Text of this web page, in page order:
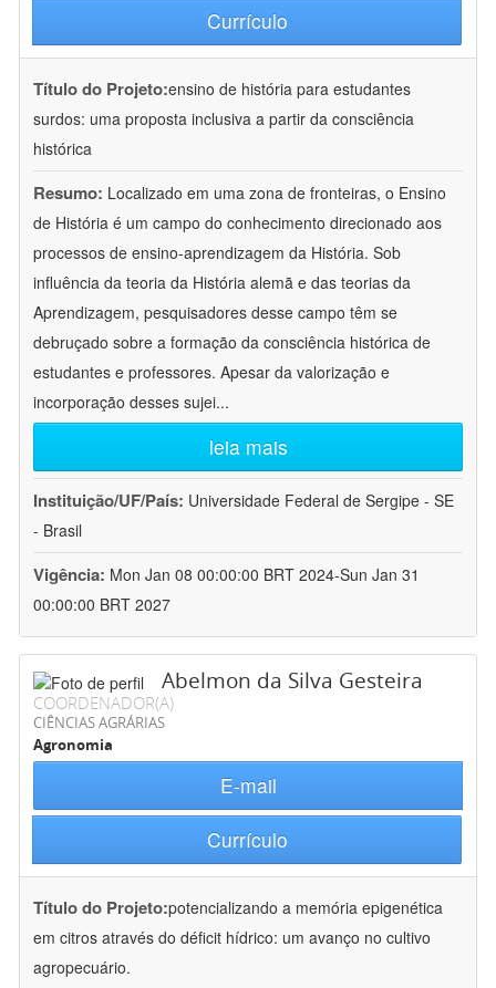
Currículo
Título do Projeto:ensino de história para estudantes
surdos: uma proposta inclusiva a partir da consciência
histórica
Resumo: Localizado em uma zona de fronteiras, o Ensino
de História é um campo do conhecimento direcionado aos
processos de ensino-aprendizagem da História. Sob
influência da teoria da História alemã e das teorias da
Aprendizagem, pesquisadores desse campo têm se
debruçado sobre a formação da consciência histórica de
estudantes e professores. Apesar da valorização e
incorporação desses sujei...
leia mais
Instituição/UF/País: Universidade Federal de Sergipe - SE
- Brasil
Vigência: Mon Jan 08 00:00:00 BRT 2024-Sun Jan 31
00:00:00 BRT 2027
Abelmon da Silva Gesteira
COORDENADOR(A)
CIÊNCIAS AGRÁRIAS
Agronomia
E-mail
Currículo
Título do Projeto:potencializando a memória epigenética
em citros através do déficit hídrico: um avanço no cultivo
agropecuário.